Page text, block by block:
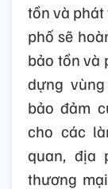
tồn và
phố sẽ
bảo tồn và
dựng
bảo đảm
cho các
quan, địa
thương